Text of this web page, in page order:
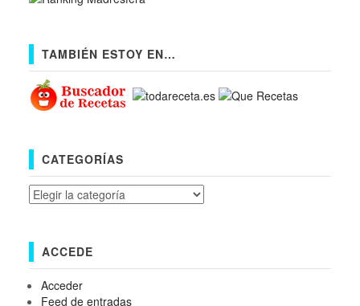
TAMBIÉN ESTOY EN…
CATEGORÍAS
Categorías
ACCEDE
Acceder
Feed de entradas